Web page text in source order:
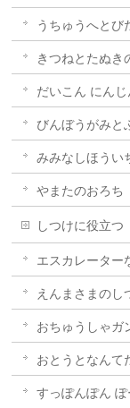
うちゅうへとび
きつねとたぬき
だいこん にんじ
びんぼうがみと
みみなしほうい
やまたのおろち
しつけに役立つ
エスカレーター
えんまさまの
おちゅうしゃガ
おとうとなんて
すっぽんぽん ぽ